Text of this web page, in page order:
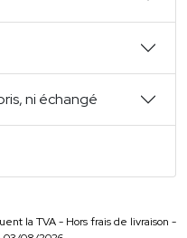
ni échangé
la TVA - Hors frais de livraison -